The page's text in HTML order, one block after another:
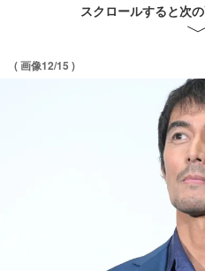
スクロールすると次
( 画像12/15 )